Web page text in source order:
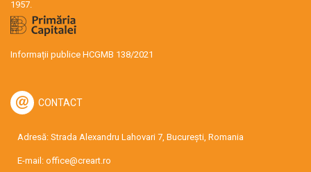
1957.
Informații publice HCGMB 138/2021
CONTACT
Adresă: Strada Alexandru Lahovari 7, București, Romania
E-mail: office@creart.ro